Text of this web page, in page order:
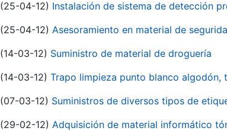
(25-04-12) Instalación de sistema de detección
(25-04-12) Asesoramiento en material de
(14-03-12) Suministro de material de droguería
(14-03-12) Trapo limpieza punto blanco
(07-03-12) Suministros de diversos tipos de
(29-02-12) Adquisición de material informático